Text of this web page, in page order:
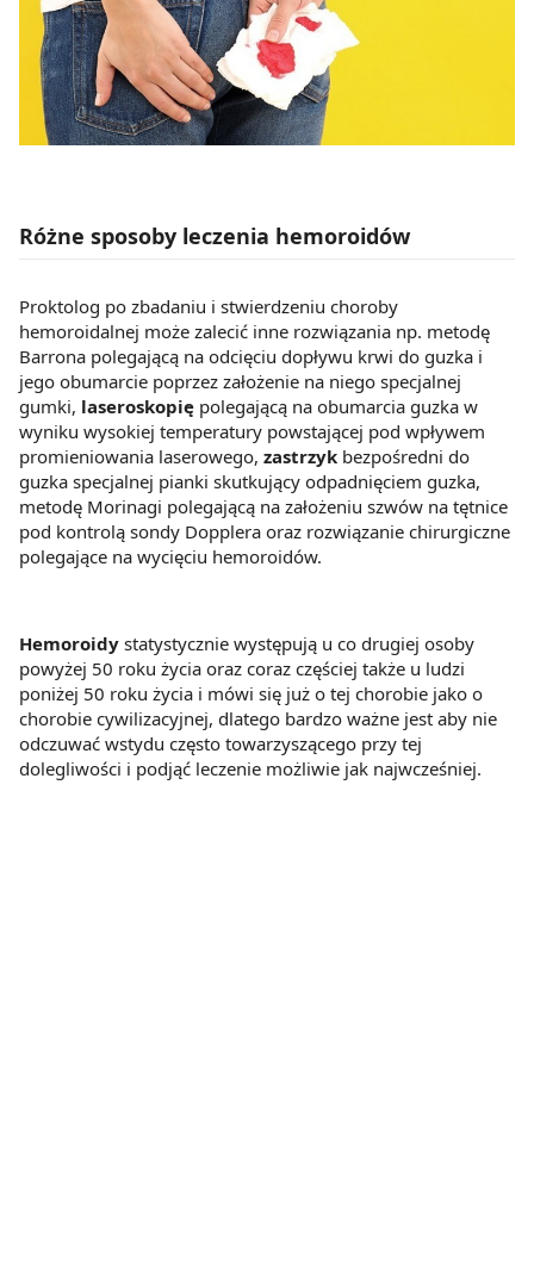
Różne sposoby leczenia hemoroidów
Proktolog po zbadaniu i stwierdzeniu choroby
hemoroidalnej może zalecić inne rozwiązania np. metodę
Barrona polegającą na odcięciu dopływu krwi do guzka i
jego obumarcie poprzez założenie na niego specjalnej
gumki, laseroskopię polegającą na obumarcia guzka w
wyniku wysokiej temperatury powstającej pod wpływem
promieniowania laserowego, zastrzyk bezpośredni do
guzka specjalnej pianki skutkujący odpadnięciem guzka,
metodę Morinagi polegającą na założeniu szwów na tętnice
pod kontrolą sondy Dopplera oraz rozwiązanie chirurgiczne
polegające na wycięciu hemoroidów.
Hemoroidy statystycznie występują u co drugiej osoby
powyżej 50 roku życia oraz coraz częściej także u ludzi
poniżej 50 roku życia i mówi się już o tej chorobie jako o
chorobie cywilizacyjnej, dlatego bardzo ważne jest aby nie
odczuwać wstydu często towarzyszącego przy tej
dolegliwości i podjąć leczenie możliwie jak najwcześniej.